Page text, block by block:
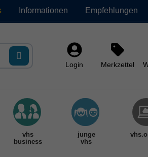
Informationen Empfehlungen
Login Merkzettel
vhs
business
junge
vhs